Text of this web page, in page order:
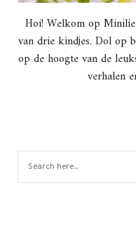
Hoi! Welkom op
van drie kindjes. Dol op
op de hoogte van de
verhalen